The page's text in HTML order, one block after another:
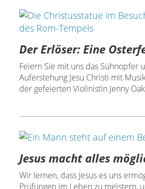
Der Erlöser: Eine
Feiern Sie mit uns das Sühnopfer
Auferstehung Jesu Christi mit
der gefeierten Violinistin Jenny
Jesus macht alles
Wir lernen, dass Jesus es uns
Prüfungen im Leben zu meistern,